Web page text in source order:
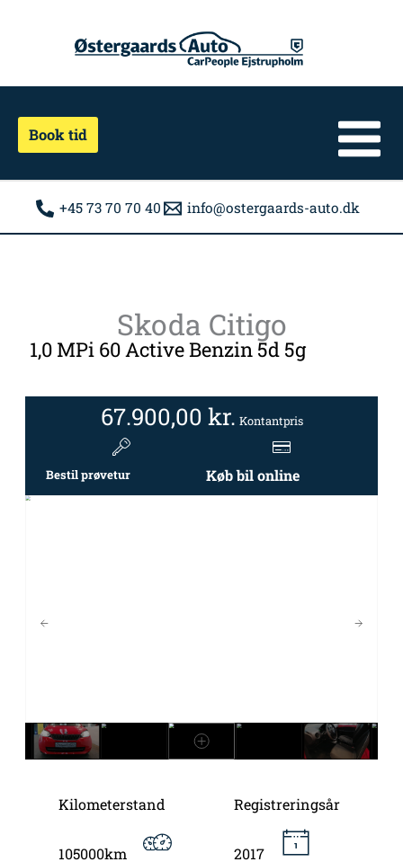
Book tid
+45 73 70 70 40 info@ostergaards-auto.dk
Skoda Citigo
1,0 MPi 60 Active Benzin 5d 5g
67.900,00 kr. Kontantpris
Bestil prøvetur Køb bil online
Kilometerstand
105000km
Registreringsår
2017